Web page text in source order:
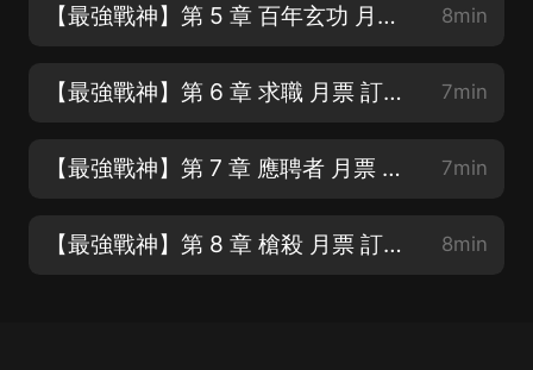
【最強戰神】第 5 章 百年玄功 月票 訂閱 轉發 五星好評 8min
【最強戰神】第 6 章 求職 月票 訂閱 轉發 五星好評 7min
【最強戰神】第 7 章 應聘者 月票 訂閱 轉發 五星好評 7min
【最強戰神】第 8 章 槍殺 月票 訂閱 轉發 五星好評 8min